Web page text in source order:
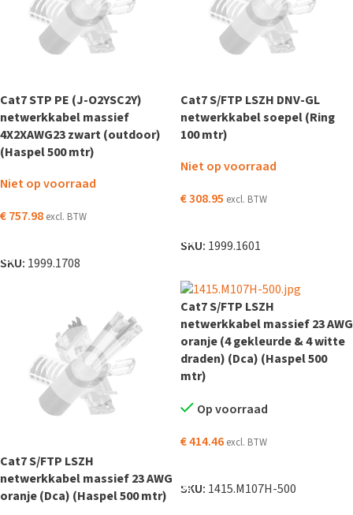
Cat7 STP PE (J-O2YSC2Y)
netwerkkabel massief
4X2XAWG23 zwart (outdoor)
(Haspel 500 mtr)
Niet op voorraad
€757.98 excl. BTW
SKU: 1999.1708
Cat7 S/FTP LSZH DNV-GL
netwerkkabel soepel (Ring
100 mtr)
Niet op voorraad
€308.95 excl. BTW
SKU: 1999.1601
Cat7 S/FTP LSZH
netwerkkabel massief 23 AWG
oranje (Dca) (Haspel 500 mtr)
Cat7 S/FTP LSZH
netwerkkabel massief 23 AWG
oranje (4 gekleurde & 4 witte
draden) (Dca) (Haspel 500
mtr)
Op voorraad
€414.46 excl. BTW
SKU: 1415.M107H-500